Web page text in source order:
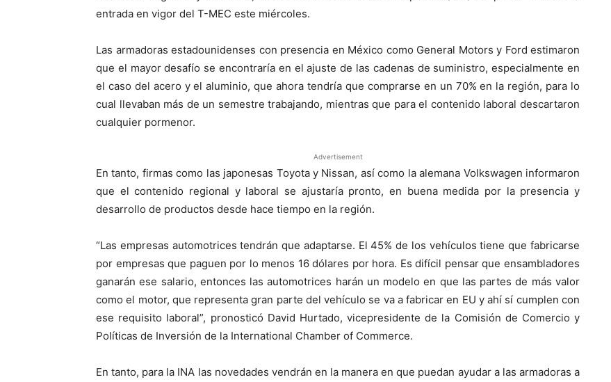
entrada en vigor del T-MEC este miércoles.
Las armadoras estadounidenses con presencia en México como General Motors y Ford estimaron
que el mayor desafío se encontraría en el ajuste de las cadenas de suministro, especialmente en
el caso del acero y el aluminio, que ahora tendría que comprarse en un 70% en la región, para lo
cual llevaban más de un semestre trabajando, mientras que para el contenido laboral descartaron
cualquier pormenor.
Advertisement
En tanto, firmas como las japonesas Toyota y Nissan, así como la alemana Volkswagen informaron
que el contenido regional y laboral se ajustaría pronto, en buena medida por la presencia y
desarrollo de productos desde hace tiempo en la región.
“Las empresas automotrices tendrán que adaptarse. El 45% de los vehículos tiene que fabricarse
por empresas que paguen por lo menos 16 dólares por hora. Es difícil pensar que ensambladores
ganarán ese salario, entonces las automotrices harán un modelo en que las partes de más valor
como el motor, que representa gran parte del vehículo se va a fabricar en EU y ahí sí cumplen con
ese requisito laboral”, pronosticó David Hurtado, vicepresidente de la Comisión de Comercio y
Políticas de Inversión de la International Chamber of Commerce.
En tanto, para la INA las novedades vendrán en la manera en que puedan ayudar a las armadoras a